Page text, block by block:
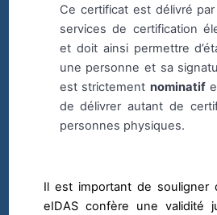
Ce certificat est délivré
services de certification
et doit ainsi permettre
une personne et sa
est strictement nominatif
de délivrer autant de
personnes physiques.
Il est important de souligner
eIDAS confère une validité